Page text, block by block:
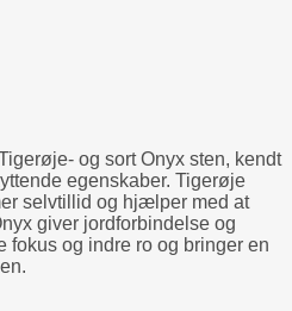
og sort Onyx sten, kendt
egenskaber. Tigerøje
selvtillid og hjælper med at
giver jordforbindelse og
fokus og indre ro og bringer en